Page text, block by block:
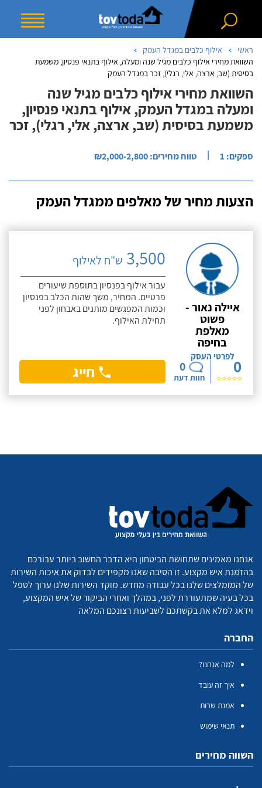
ראשי
אילוף כלבים במגדל העמק
השוואת מחירי אילוף כלבים מגיל שנה ומעלה, אילוף בתנאי פנסיון, משמעת
בסיסית (שב, ארצה, אלי, רגלי), זכר במגדל העמק
השוואת מחירי אילוף כלבים מגיל שנה
ומעלה במגדל העמק, אילוף בתנאי פנסיון,
משמעת בסיסית (שב, ארצה, אלי, רגלי), זכר
ספקים: 1 | טווח מחירים: ₪2,000-2,800
הצעות מחיר של מאלפים ממגדל העמק
איילה נאור -
פשוט
מאלפת
בחיפה
לפרטי העסק0
0
חוות דעת
3,500 ש"ח לאילוף
עבור אילוף בפנסיון בתוספת שיעורים
פרטיים. המחיר, משך שהות הכלב בפנסיון
וכמות המפגשים מותנים באבחון לפני
תחילת האילוף.
חייג
אנחנו מאמינים שתחושת הביטחון היא הדבר החשוב ביותר עבורכם
בהזמנת איש מקצוע. זו הסיבה שאנו מקפידים לבדוק את איכות השירות
של המומלצים שלנו בכל עבודה מחדש. מוקד השירות שלנו ערוך לטפל
בכל בעיה שמתעוררת לפני, במהלך ואחרי הביקור של איש המקצוע,
וידאג למלא את בקשתכם לשביעות רצונכם המלאה
החברה
למה אנחנו?
איך זה עובד
אמנת שרות
תנאי שימוש
השווה מחירים